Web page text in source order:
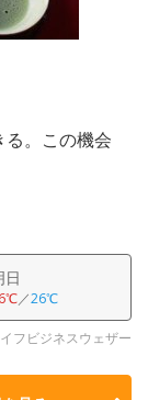
。この機会
日
／26℃
フビジネスウェザー